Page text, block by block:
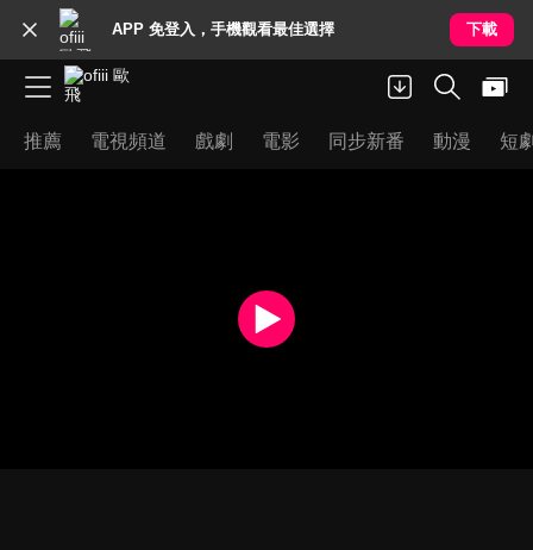
APP 免登入，手機觀看最佳選擇 下載
推薦 電視頻道 戲劇 電影 同步新番 動漫 短